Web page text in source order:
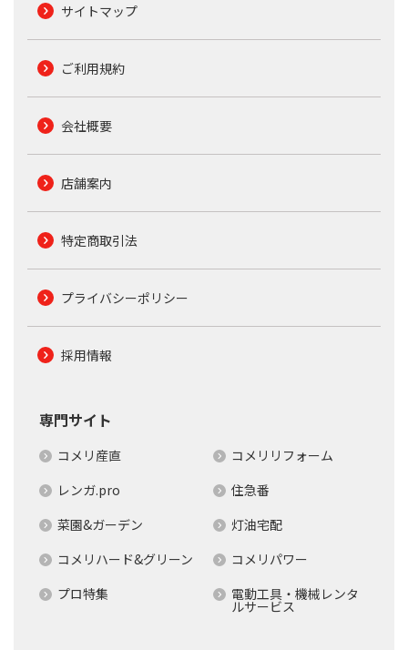
サイトマップ
ご利用規約
会社概要
店舗案内
特定商取引法
プライバシーポリシー
採用情報
専門サイト
コメリ産直
コメリリフォーム
レンガ.pro
住急番
菜園&ガーデン
灯油宅配
コメリハード&グリーン
コメリパワー
プロ特集
電動工具・機械レンタ
ルサービス